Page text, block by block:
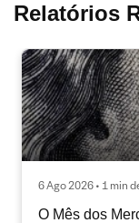
Relatórios
6 Ago 2026 • 1 min
O Mês dos